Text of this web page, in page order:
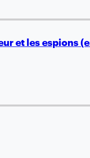
et les espions